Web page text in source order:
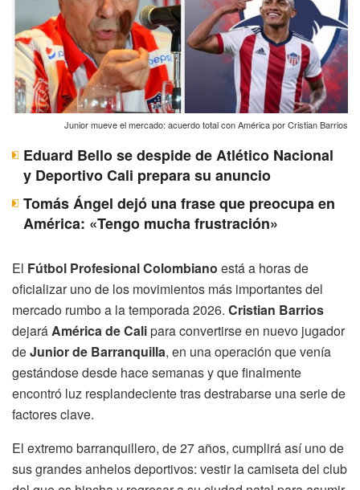
Junior mueve el mercado: acuerdo total con América por Cristian Barrios
Eduard Bello se despide de Atlético Nacional
y Deportivo Cali prepara su anuncio
Tomás Ángel dejó una frase que preocupa en
América: «Tengo mucha frustración»
El Fútbol Profesional Colombiano está a horas de
oficializar uno de los movimientos más importantes del
mercado rumbo a la temporada 2026. Cristian Barrios
dejaráAmérica de Calipara convertirse en nuevo jugador
deJunior de Barranquilla, en una operación que venía
gestándose desde hace semanas y que finalmente
encontró luz resplandeciente tras destrabarse una serie de
factores clave.
El extremo barranquillero, de 27 años, cumplirá así uno de
sus grandes anhelos deportivos: vestir la camiseta del club